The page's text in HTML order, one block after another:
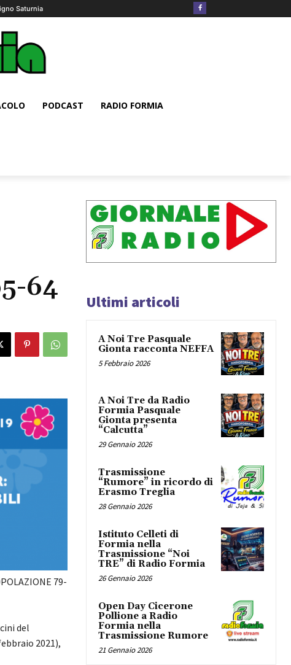
Saturnia
PODCAST RADIO FORMIA
64
79-
del
2021),
Ultimi articoli
A Noi Tre Pasquale
Gionta racconta NEFFA
5 Febbraio 2026
A Noi Tre da Radio
Formia Pasquale
Gionta presenta
“Calcutta”
29 Gennaio 2026
Trasmissione
“Rumore” in ricordo di
Erasmo Treglia
28 Gennaio 2026
Istituto Celleti di
Formia nella
Trasmissione “Noi
TRE” di Radio Formia
26 Gennaio 2026
Open Day Cicerone
Pollione a Radio
Formia nella
Trasmissione Rumore
21 Gennaio 2026